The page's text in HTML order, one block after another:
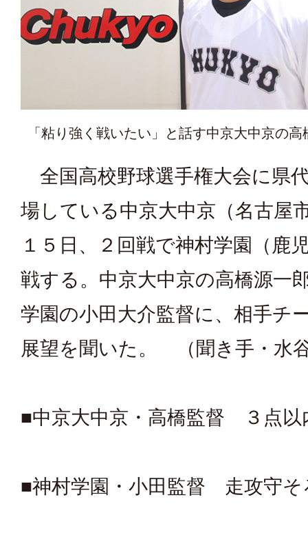
「粘り強く戦いたい」と話す中京大中京の
全国高校野球選手権大会に県
場している中京大中京（名古屋
１５日、２回戦で神村学園（鹿
戦する。中京大中京の高橋源一
学園の小田大介監督に、相手チ
展望を聞いた。 （聞き手・水
■中京大中京・高橋監督 ３点以
■神村学園・小田監督 走攻守そ